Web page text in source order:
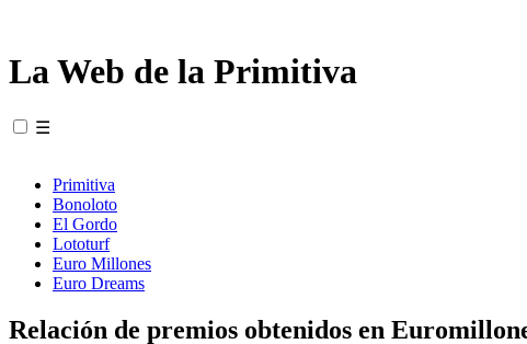
La Web de la Primitiva
☰
Primitiva
Bonoloto
El Gordo
Lototurf
Euro Millones
Euro Dreams
Relación de premios obtenidos en